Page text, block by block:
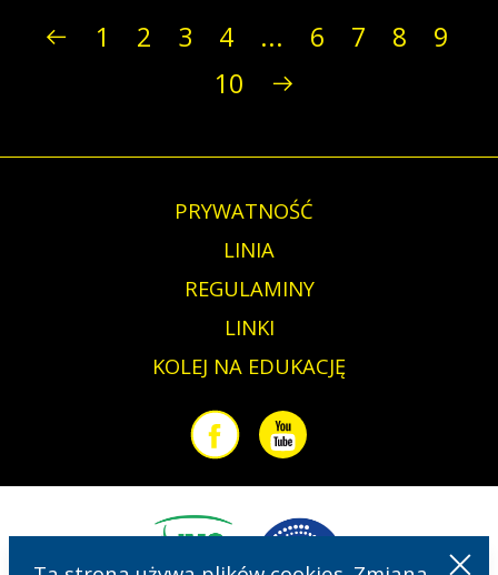
1 2 3 4 ... 6 7 8
9
10
PRYWATNOŚĆ
LINIA
REGULAMINY
LINKI
KOLEJ NA EDUKACJĘ
Facebook
Youtube